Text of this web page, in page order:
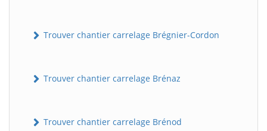
Trouver chantier carrelage Brégnier-Cordon
Trouver chantier carrelage Brénaz
Trouver chantier carrelage Brénod